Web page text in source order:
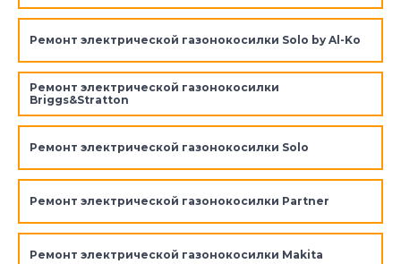
Ремонт электрической газонокосилки Solo by Al-Ko
Ремонт электрической газонокосилки
Briggs&Stratton
Ремонт электрической газонокосилки Solo
Ремонт электрической газонокосилки Partner
Ремонт электрической газонокосилки Makita